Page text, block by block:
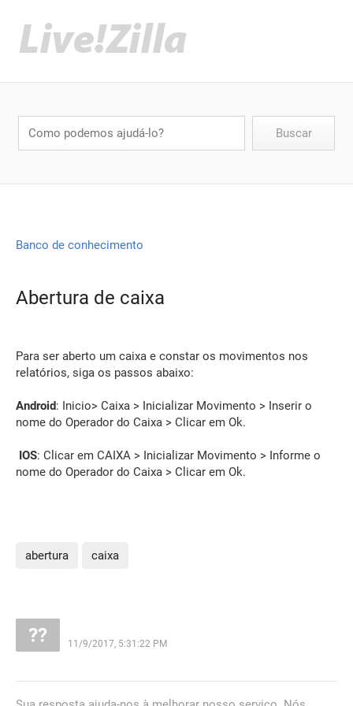
Banco de conhecimento
Abertura de caixa
Para ser aberto um caixa e constar os movimentos nos
relatórios, siga os passos abaixo:
Android: Inicio> Caixa > Inicializar Movimento > Inserir o
nome do Operador do Caixa > Clicar em Ok.
IOS: Clicar em CAIXA > Inicializar Movimento > Informe o
nome do Operador do Caixa > Clicar em Ok.
abertura caixa
11/9/2017, 5:31:22 PM